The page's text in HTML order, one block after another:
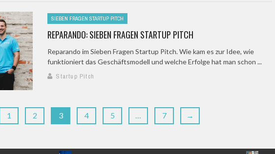
SIEBEN FRAGEN STARTUP PITCH
REPARANDO: SIEBEN FRAGEN STARTUP PITCH
Reparando im Sieben Fragen Startup Pitch. Wie kam es zur Idee, wie
funktioniert das Geschäftsmodell und welche Erfolge hat man schon ...
Startup Pitch
1 2 3 4 5 7 →